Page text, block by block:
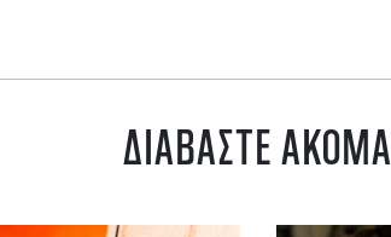
ΔΙΑΒΑΣΤΕ ΑΚΟΜΑ